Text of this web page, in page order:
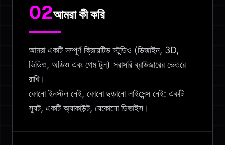
02আমরা কী করি
আমরা একটি সম্পূর্ণ ক্রিয়েটিভ স্টুডিও (ডিজাইন, 3D,
ভিডিও, অডিও এবং গেম টুল) সরাসরি ব্রাউজারের ভেতরে
রাখি।
কোনো ইনস্টল নেই, কোনো ছড়ানো লাইসেন্স নেই: একটি
স্যুট, একটি অ্যাকাউন্ট, যেকোনো ডিভাইস।